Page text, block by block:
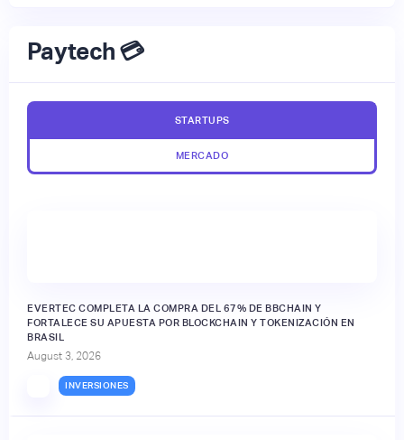
Paytech 💳
STARTUPS
MERCADO
EVERTEC COMPLETA LA COMPRA DEL 67% DE BBCHAIN Y
FORTALECE SU APUESTA POR BLOCKCHAIN Y TOKENIZACIÓN EN
BRASIL
August 3, 2026
INVERSIONES